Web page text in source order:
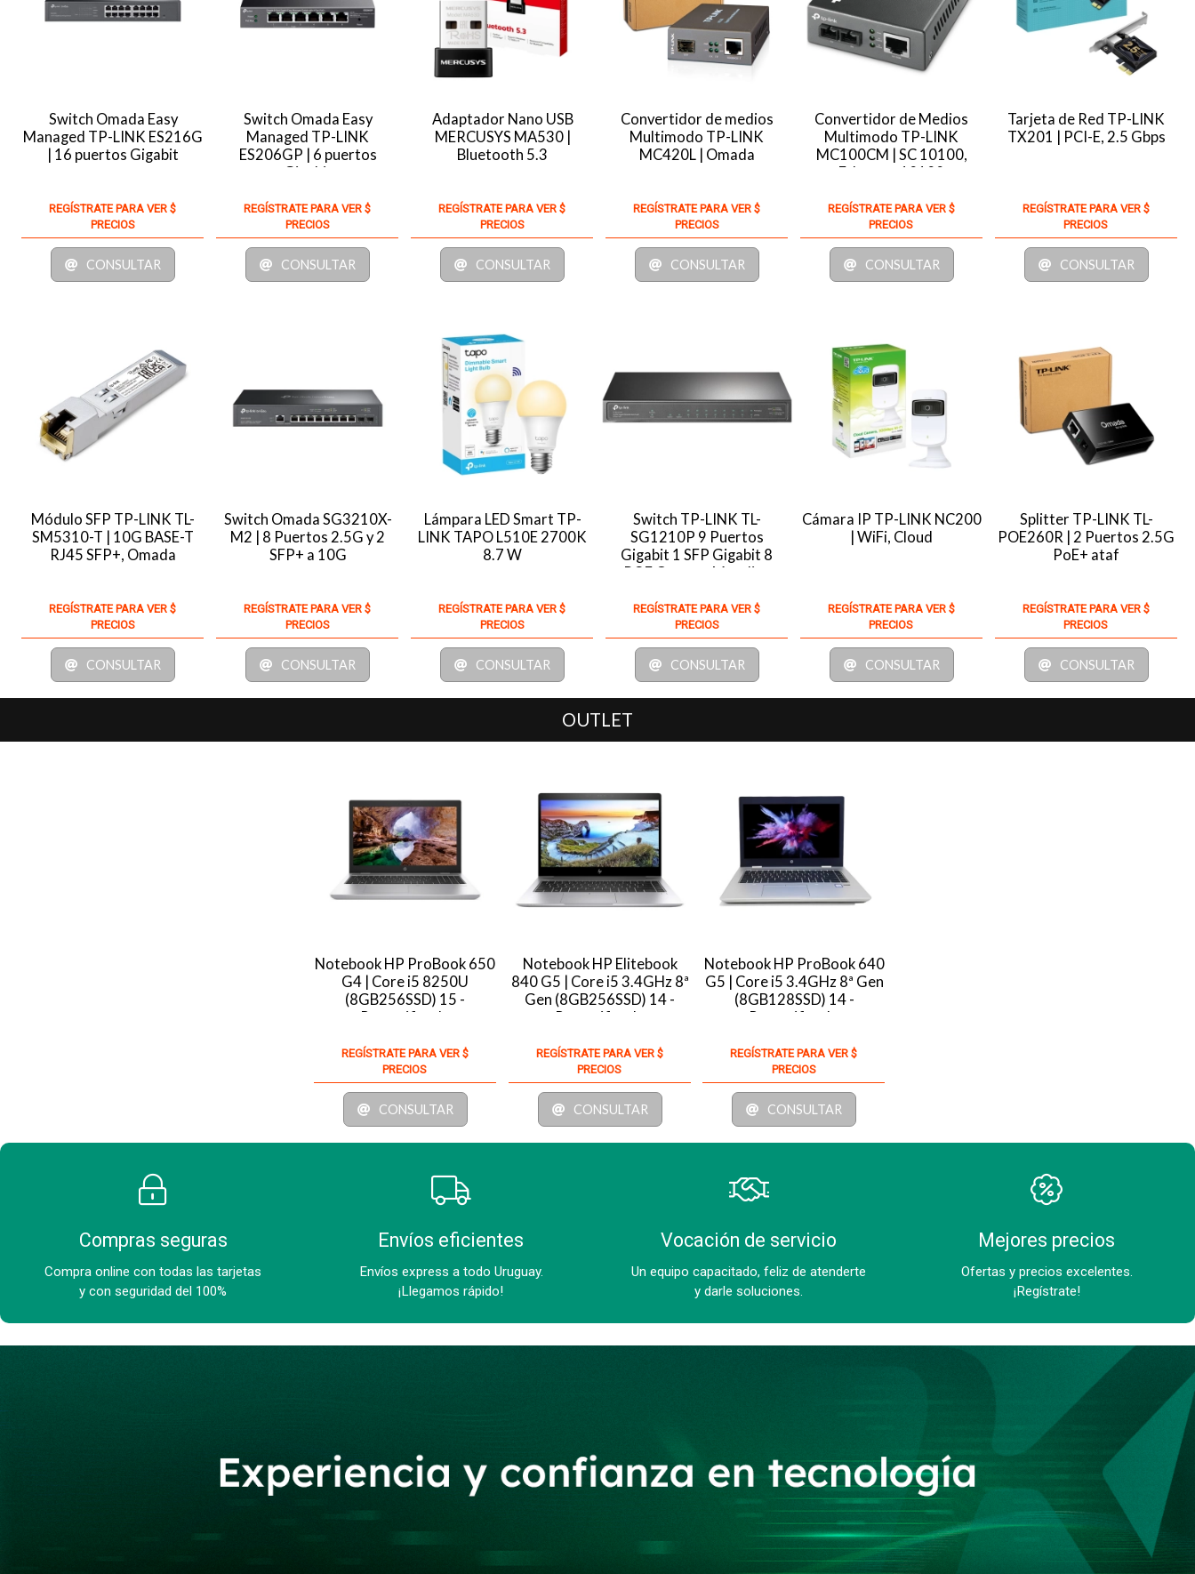
Switch Omada Easy
Managed TP-LINK ES216G
| 16 puertos Gigabit
REGÍSTRATE PARA VER $
PRECIOS
CONSULTAR
Switch Omada Easy
Managed TP-LINK
ES206GP | 6 puertos
Gigabit
REGÍSTRATE PARA VER $
PRECIOS
CONSULTAR
Adaptador Nano USB
MERCUSYS MA530 |
Bluetooth 5.3
REGÍSTRATE PARA VER $
PRECIOS
CONSULTAR
Convertidor de medios
Multimodo TP-LINK
MC420L | Omada
REGÍSTRATE PARA VER $
PRECIOS
CONSULTAR
Convertidor de Medios
Multimodo TP-LINK
MC100CM | SC 10100,
Ethernet 10100
REGÍSTRATE PARA VER $
PRECIOS
CONSULTAR
Tarjeta de Red TP-LINK
TX201 | PCI-E, 2.5 Gbps
REGÍSTRATE PARA VER $
PRECIOS
CONSULTAR
Módulo SFP TP-LINK TL-
SM5310-T | 10G BASE-T
RJ45 SFP+, Omada
REGÍSTRATE PARA VER $
PRECIOS
CONSULTAR
Switch Omada SG3210X-
M2 | 8 Puertos 2.5G y 2
SFP+ a 10G
REGÍSTRATE PARA VER $
PRECIOS
CONSULTAR
Lámpara LED Smart TP-
LINK TAPO L510E 2700K
8.7 W
REGÍSTRATE PARA VER $
PRECIOS
CONSULTAR
Switch TP-LINK TL-
SG1210P 9 Puertos
Gigabit 1 SFP Gigabit 8
POE Carcasa Metalica
REGÍSTRATE PARA VER $
PRECIOS
CONSULTAR
Cámara IP TP-LINK NC200
| WiFi, Cloud
REGÍSTRATE PARA VER $
PRECIOS
CONSULTAR
Splitter TP-LINK TL-
POE260R | 2 Puertos 2.5G
PoE+ ataf
REGÍSTRATE PARA VER $
PRECIOS
CONSULTAR
OUTLET
Notebook HP ProBook 650
G4 | Core i5 8250U
(8GB256SSD) 15 -
Recertificado
REGÍSTRATE PARA VER $
PRECIOS
CONSULTAR
Notebook HP Elitebook
840 G5 | Core i5 3.4GHz 8ª
Gen (8GB256SSD) 14 -
Recertificado
REGÍSTRATE PARA VER $
PRECIOS
CONSULTAR
Notebook HP ProBook 640
G5 | Core i5 3.4GHz 8ª Gen
(8GB128SSD) 14 -
Recertificado
REGÍSTRATE PARA VER $
PRECIOS
CONSULTAR
Compras seguras
Compra online con todas las tarjetas
y con seguridad del 100%
Envíos eficientes
Envíos express a todo Uruguay.
¡Llegamos rápido!
Vocación de servicio
Un equipo capacitado, feliz de atenderte
y darle soluciones.
Mejores precios
Ofertas y precios excelentes.
¡Regístrate!